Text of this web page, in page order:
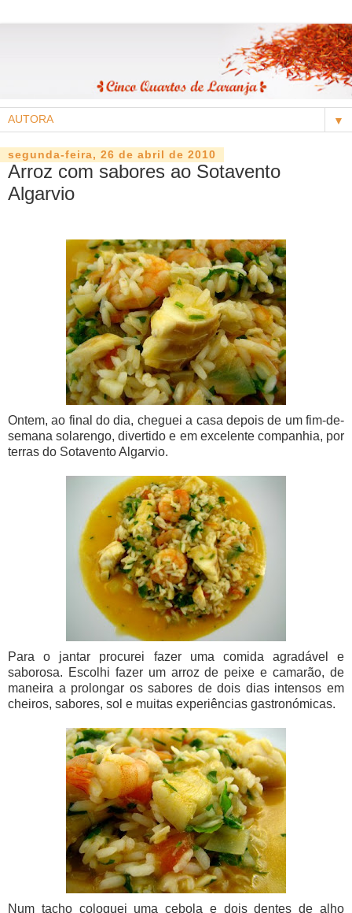
▼
segunda-feira, 26 de abril de 2010
Arroz com sabores ao Sotavento
Algarvio
Ontem, ao final do dia, cheguei a casa depois de um fim-de-
semana solarengo, divertido e em excelente companhia, por
terras do Sotavento Algarvio.
Para o jantar procurei fazer uma comida agradável e
saborosa. Escolhi fazer um arroz de peixe e camarão, de
maneira a prolongar os sabores de dois dias intensos em
cheiros, sabores, sol e muitas experiências gastronómicas.
Num tacho coloquei uma cebola e dois dentes de alho